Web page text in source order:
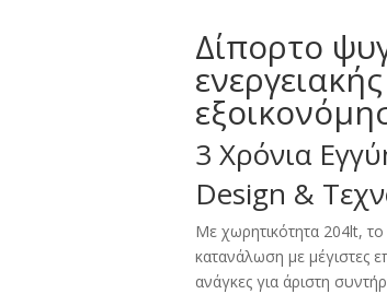
Δίπορτο
3 Χρόνια
Design &
Με χωρητικότητα 204lt, το
κατανάλωση με μέγιστες
ανάγκες για άριστη